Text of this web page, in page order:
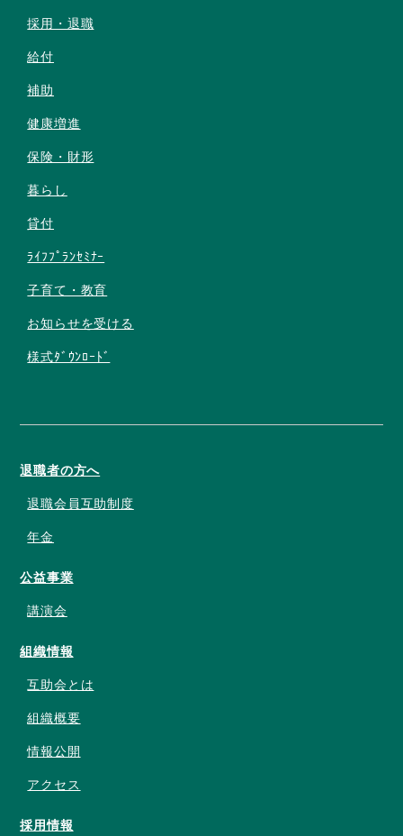
採用・退職
給付
補助
健康増進
保険・財形
暮らし
貸付
ﾗｲﾌﾌﾟﾗﾝｾﾐﾅｰ
子育て・教育
お知らせを受ける
様式ﾀﾞｳﾝﾛｰﾄﾞ
退職者の方へ
退職会員互助制度
年金
公益事業
講演会
組織情報
互助会とは
組織概要
情報公開
アクセス
採用情報